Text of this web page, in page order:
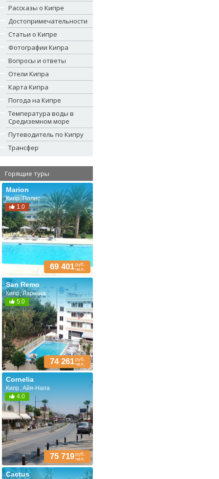
Рассказы о Кипре
Достопримечательности
Статьи о Кипре
Фотографии Кипра
Вопросы и ответы
Отели Кипра
Карта Кипра
Погода на Кипре
Температура воды в
Средиземном море
Путеводитель по Кипру
Трансфер
Горящие туры
Marion
Кипр, Полис
1.0
69 401руб.
чел.
San Remo
Кипр, Ларнака
5.0
74 261руб.
чел.
Cornelia
Кипр, Айя-Напа
4.0
75 719руб.
чел.
Cactus